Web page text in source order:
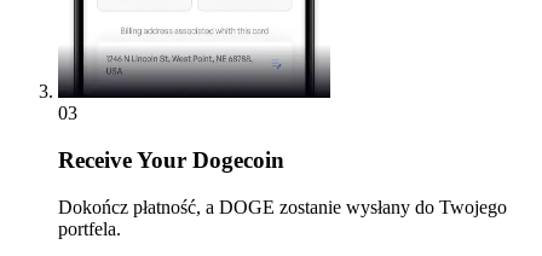
03
ReceiveYour Dogecoin
Dokończ płatność, a DOGE zostanie wysłany do Twojego
portfela.